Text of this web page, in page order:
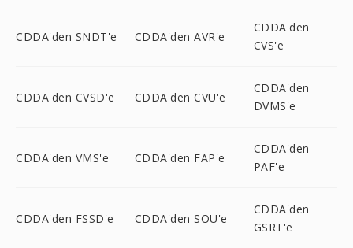
CDDA'den SNDT'e CDDA'den AVR'e
CDDA'den
CVS'e
CDDA'den CVSD'e CDDA'den CVU'e
CDDA'den
DVMS'e
CDDA'den VMS'e CDDA'den FAP'e
CDDA'den
PAF'e
CDDA'den FSSD'e CDDA'den SOU'e
CDDA'den
GSRT'e